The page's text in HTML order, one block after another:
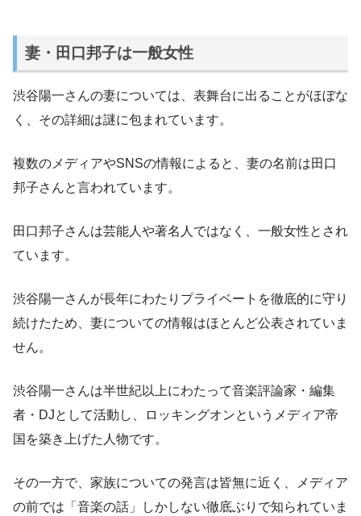
妻・田口邦子は一般女性
渋谷陽一さんの妻については、表舞台に出ることがほぼな
く、その詳細は謎に包まれています。
複数のメディアやSNSの情報によると、妻の名前は田口
邦子さんと言われています。
田口邦子さんは芸能人や著名人ではなく、一般女性とされ
ています。
渋谷陽一さんが長年にわたりプライベートを徹底的に守り
続けたため、妻についての情報はほとんど公表されていま
せん。
渋谷陽一さんは半世紀以上にわたって音楽評論家・編集
者・DJとして活動し、ロッキングオンというメディア帝
国を築き上げた人物です。
その一方で、家族についての発言は皆無に近く、メディア
の前では「音楽の話」しかしない徹底ぶりで知られていま